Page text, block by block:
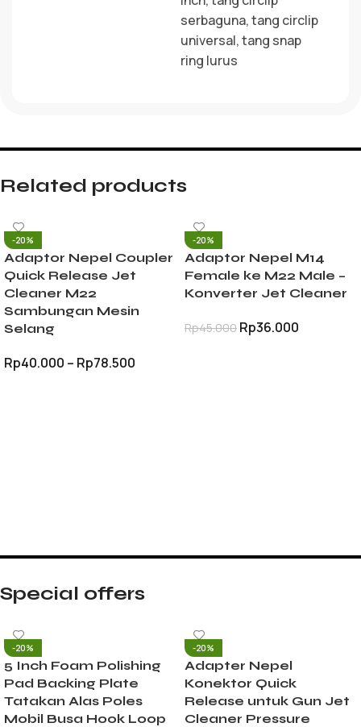
serbaguna,tang circlip
universal,tang snap
ring lurus
Related products
-20%
Adaptor Nepel Coupler
Quick Release Jet
Cleaner M22
Sambungan Mesin
Selang
Rp40.000 – Rp78.500
-20%
Adaptor Nepel M14
Female ke M22 Male –
Konverter Jet Cleaner
Rp45.000 Rp36.000
Special offers
-20%
5 Inch Foam Polishing
Pad Backing Plate
Tatakan Alas Poles
Mobil Busa Hook Loop
-20%
Adapter Nepel
Konektor Quick
Release untuk Gun Jet
Cleaner Pressure